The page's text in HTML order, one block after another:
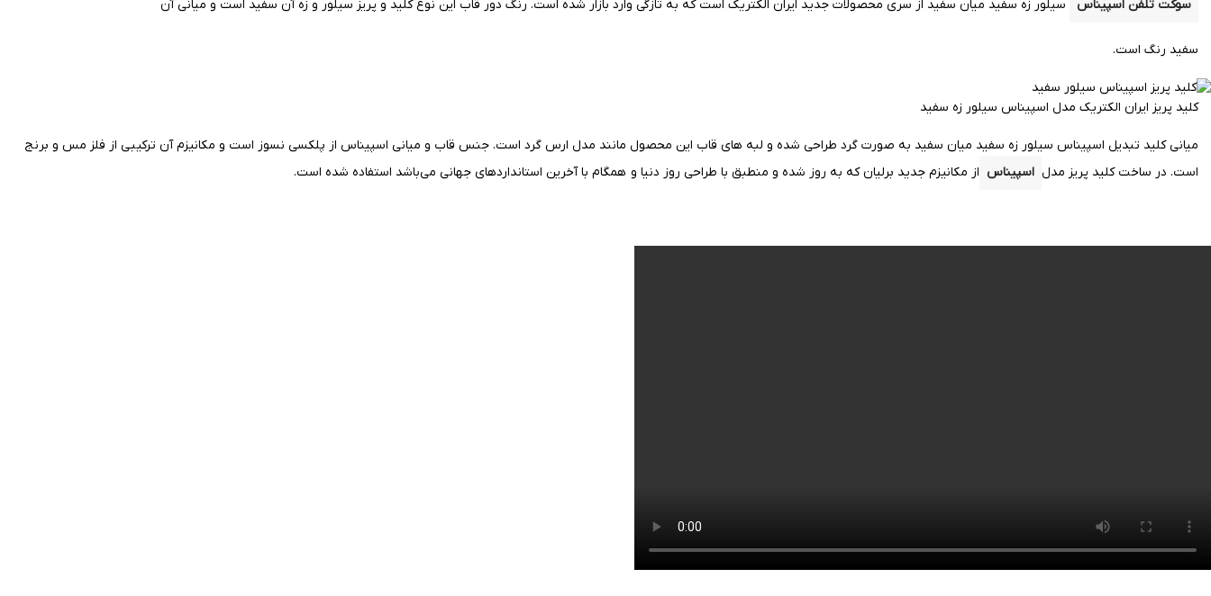
سوکت تلفن اسپیناس سیلور زه سفید میان سفید از سری محصولات جدید ایران الکتریک است که به تازگی وارد بازار شده است. رنگ دور قاب این نوع کلید و پریز سیلور و زه آن سفید است و میانی آن
سفید رنگ است.
کلید پریز ایران الکتریک مدل اسپیناس سیلور زه سفید
میانی کلید تبدیل اسپیناس سیلور زه سفید میان سفید به صورت گرد طراحی شده و لبه های قاب این محصول مانند مدل ارس گرد است. جنس قاب و میانی اسپیناس از پلکسی نسوز است و مکانیزم آن ترکیبی از فلز مس و برنج
است. در ساخت کلید پریز مدل اسپیناس از مکانیزم جدید برلیان که به روز شده و منطبق با طراحی روز دنیا و همگام با آخرین استانداردهای جهانی می‌باشد استفاده شده است.